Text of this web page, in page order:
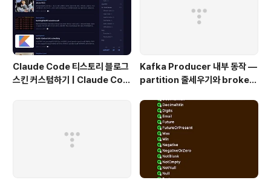
Claude Code 티스토리 블로그
스킨 커스텀하기 | Claude Cod
Kafka Producer 내부 동작 —
partition 줄세우기와 broker